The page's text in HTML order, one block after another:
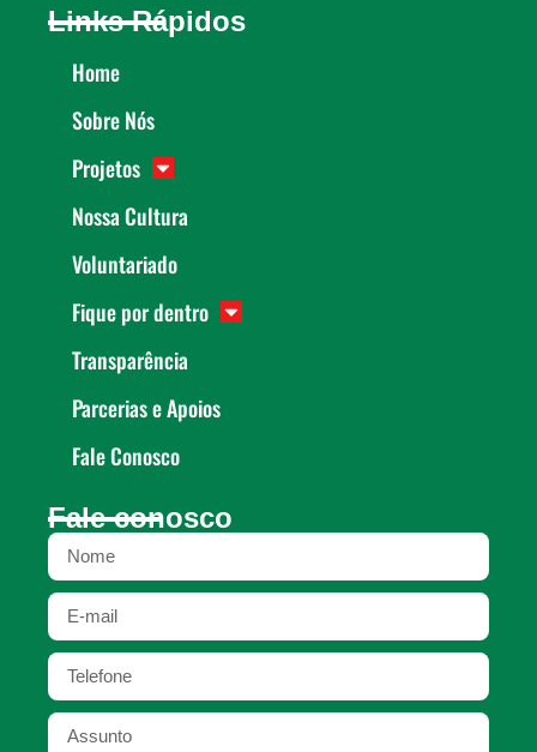
Links Rápidos
Home
Sobre Nós
Projetos
Nossa Cultura
Voluntariado
Fique por dentro
Transparência
Parcerias e Apoios
Fale Conosco
Fale conosco